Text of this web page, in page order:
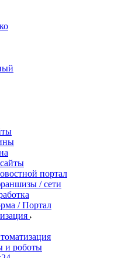
портал
/ сети
/ Портал
и роботы